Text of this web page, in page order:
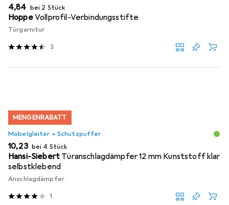
EUR
4,84 bei 2 Stück
HoppeVollprofil-Verbindungsstifte
Türgarnitur
3
MENGENRABATT
Möbelgleiter + Schutzpuffer
EUR
10,23 bei 4 Stück
Hansi-Siebert Türanschlagdämpfer 12 mm Kunststoff klar
selbstklebend
Anschlagdämpfer
1